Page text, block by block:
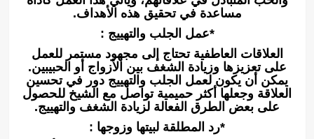
مساعدة في تحقيق هذه الأهداف.
*عمل الجلب والتهييج :
العلاقات العاطفية تحتاج إلى مجهود مستمر للعمل
على تعزيزها وزيادة الشغف بين الأزواج أو الحبيبين.
يمكن أن يكون لعمل الجلب والتهييج دور في تحسين
العلاقة وجعلها أكثر حميمية تواصل مع الشيخ للحصول
على بعض الطرق الفعالة لزيادة الشغف والتهييج.
*رد المطلقة لبيتها وزوجها :